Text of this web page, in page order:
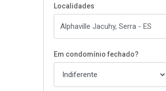
Localidades
Em condomínio fechado?